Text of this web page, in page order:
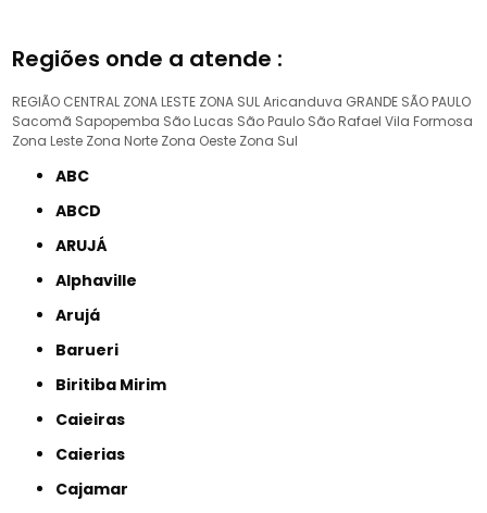
Regiões onde a atende :
REGIÃO CENTRAL ZONA LESTE ZONA SULAricanduva GRANDE SÃO PAULO
Sacomã Sapopemba São Lucas São Paulo São Rafael Vila Formosa
Zona Leste Zona Norte Zona Oeste Zona Sul
ABC
ABCD
ARUJÁ
Alphaville
Arujá
Barueri
Biritiba Mirim
Caieiras
Caierias
Cajamar